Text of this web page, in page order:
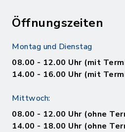
Öffnungszeiten
Montag und Dienstag
08.00 - 12.00 Uhr (mit
14.00 - 16.00 Uhr (mit
Mittwoch:
08.00 - 12.00 Uhr (ohne
14.00 - 18.00 Uhr (ohne